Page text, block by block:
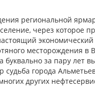
региональной
через которое
месторождения в
буквально за пару лет
судьба города
других